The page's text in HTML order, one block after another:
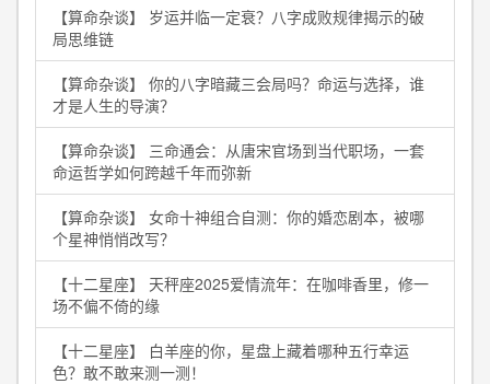
【算命杂谈】 岁运并临一定衰？八字成败规律揭示的破
局思维链
【算命杂谈】 你的八字暗藏三会局吗？命运与选择，谁
才是人生的导演？
【算命杂谈】 三命通会：从唐宋官场到当代职场，一套
命运哲学如何跨越千年而弥新
【算命杂谈】 女命十神组合自测：你的婚恋剧本，被哪
个星神悄悄改写？
【十二星座】 天秤座2025爱情流年：在咖啡香里，修一
场不偏不倚的缘
【十二星座】 白羊座的你，星盘上藏着哪种五行幸运
色？敢不敢来测一测！